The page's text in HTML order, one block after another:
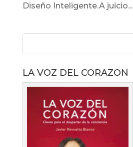
Diseño Inteligente.A juicio...
LA VOZ DEL CORAZON